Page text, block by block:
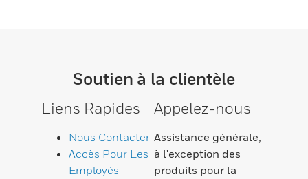
Soutien à la clientèle
Liens Rapides
Nous Contacter
Accès Pour Les
Employés
Appelez-nous
Assistance générale,
à l'exception des
produits pour la